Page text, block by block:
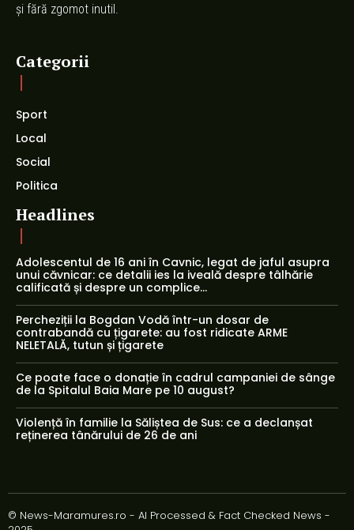
și fără zgomot inutil.
Categorii
Sport
Local
Social
Politica
Headlines
Adolescentul de 16 ani în Cavnic, legat de jaful asupra
unui căvnicar: ce detalii ies la iveală despre tâlhărie
calificată și despre un complice...
Percheziții la Bogdan Vodă într-un dosar de
contrabandă cu țigarete: au fost ridicate ARME
NELETALĂ, tutun și țigarete
Ce poate face o donație în cadrul campaniei de sânge
de la Spitalul Baia Mare pe 10 august?
Violență în familie la Săliștea de Sus: ce a declanșat
reținerea tânărului de 26 de ani
© News-Maramures.ro - AI Processed & Fact Checked News -